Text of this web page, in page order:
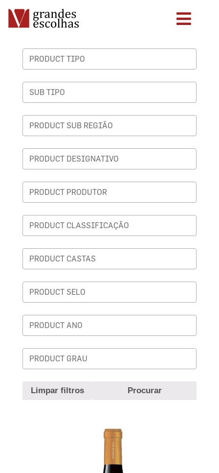
Limpar filtros Procurar